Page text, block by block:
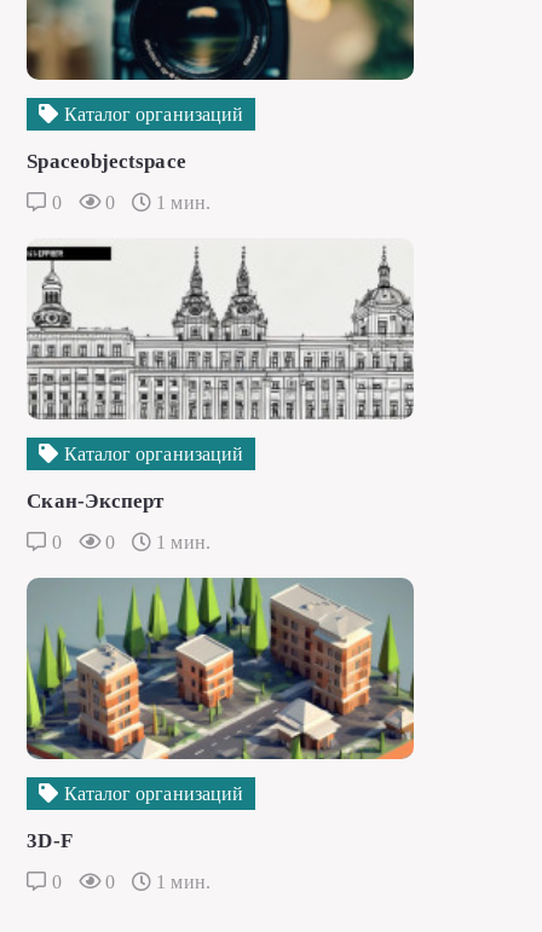
Каталог организаций
Spaceobjectspace
0 0 1 мин.
Каталог организаций
Скан-Эксперт
0 0 1 мин.
Каталог организаций
3D-F
0 0 1 мин.